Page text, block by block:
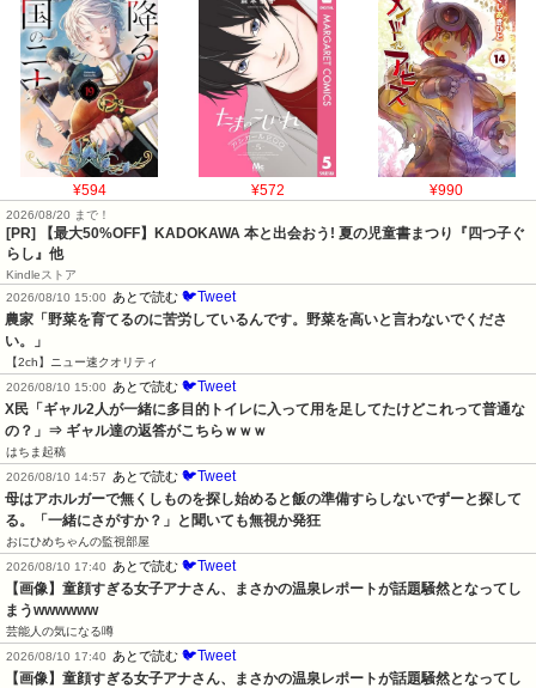
¥594 ¥572 ¥990
2026/08/20 まで！
[PR]
【最大50%OFF】KADOKAWA 本と出会おう! 夏の児童書まつり『四つ子ぐ
らし』他
Kindleストア
2026/08/10 15:00
あとで読む 🐦Tweet
農家「野菜を育てるのに苦労しているんです。野菜を高いと言わないでくださ
い。」
【2ch】ニュー速クオリティ
2026/08/10 15:00
あとで読む 🐦Tweet
X民「ギャル2人が一緒に多目的トイレに入って用を足してたけどこれって普通な
の？」⇒ ギャル達の返答がこちらｗｗｗ
はちま起稿
2026/08/10 14:57
あとで読む 🐦Tweet
母はアホルガーで無くしものを探し始めると飯の準備すらしないでずーと探して
る。「一緒にさがすか？」と聞いても無視か発狂
おにひめちゃんの監視部屋
2026/08/10 17:40
あとで読む 🐦Tweet
【画像】童顔すぎる女子アナさん、まさかの温泉レポートが話題騒然となってし
まうwwwwww
芸能人の気になる噂
2026/08/10 17:40
あとで読む 🐦Tweet
【画像】童顔すぎる女子アナさん、まさかの温泉レポートが話題騒然となってし